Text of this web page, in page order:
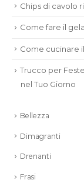
Chips di cavolo
Come fare il
Come cucinare
Trucco per
nel Tuo Giorno
Bellezza
Dimagranti
Drenanti
Frasi